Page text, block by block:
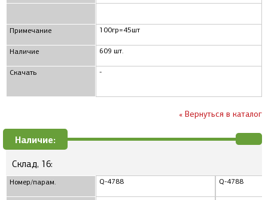
Примечание
Наличие
Скачать
100гр=45шт
609 шт.
-
« Вернуться в каталог
Наличие:
Склад, 16:
Номер/парам. Q-4788 Q-4788